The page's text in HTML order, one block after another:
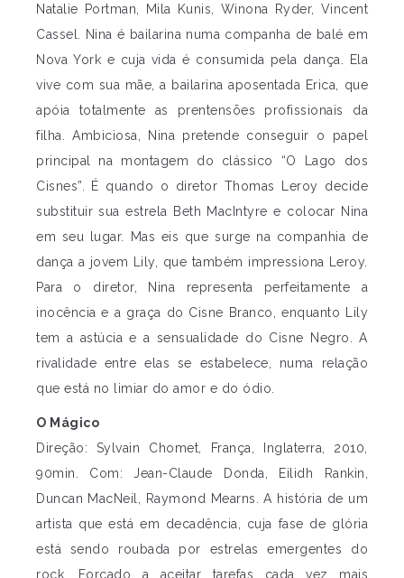
Natalie Portman, Mila Kunis, Winona Ryder, Vincent
Cassel. Nina é bailarina numa companha de balé em
Nova York e cuja vida é consumida pela dança. Ela
vive com sua mãe, a bailarina aposentada Erica, que
apóia totalmente as prentensões profissionais da
filha. Ambiciosa, Nina pretende conseguir o papel
principal na montagem do clássico “O Lago dos
Cisnes”. É quando o diretor Thomas Leroy decide
substituir sua estrela Beth MacIntyre e colocar Nina
em seu lugar. Mas eis que surge na companhia de
dança a jovem Lily, que também impressiona Leroy.
Para o diretor, Nina representa perfeitamente a
inocência e a graça do Cisne Branco, enquanto Lily
tem a astúcia e a sensualidade do Cisne Negro. A
rivalidade entre elas se estabelece, numa relação
que está no limiar do amor e do ódio.
O Mágico
Direção: Sylvain Chomet, França, Inglaterra, 2010,
90min. Com: Jean-Claude Donda, Eilidh Rankin,
Duncan MacNeil, Raymond Mearns. A história de um
artista que está em decadência, cuja fase de glória
está sendo roubada por estrelas emergentes do
rock. Forçado a aceitar tarefas cada vez mais